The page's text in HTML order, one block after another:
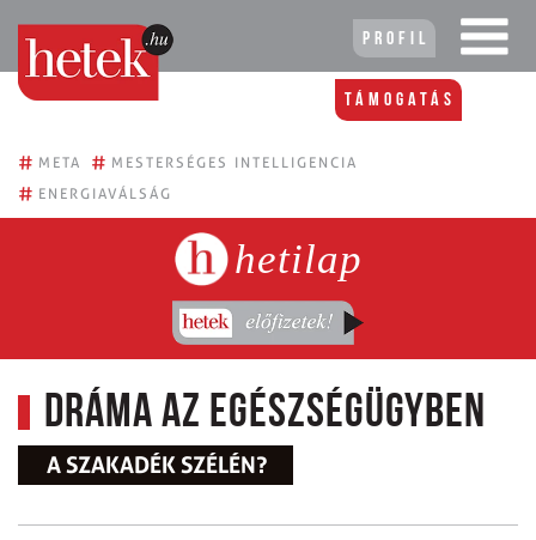
Profil
Támogatás
# META # MESTERSÉGES INTELLIGENCIA
# ENERGIAVÁLSÁG
hetilap
Dráma az egészségügyben
A SZAKADÉK SZÉLÉN?